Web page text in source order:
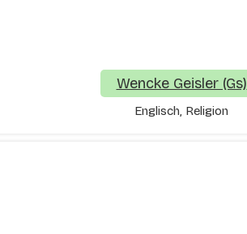
Wencke Geisler (Gs)
Englisch, Religion